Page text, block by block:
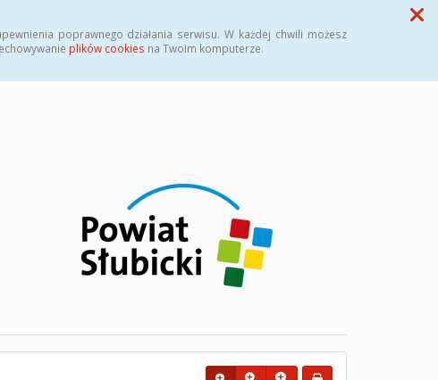
poprawnego działania serwisu. W każdej chwili możesz
plików cookies na Twoim komputerze.
Przycisk wyszukaj duży